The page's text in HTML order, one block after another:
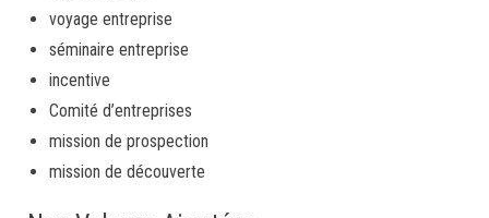
voyage entreprise
séminaire entreprise
incentive
Comité d’entreprises
mission de prospection
mission de découverte